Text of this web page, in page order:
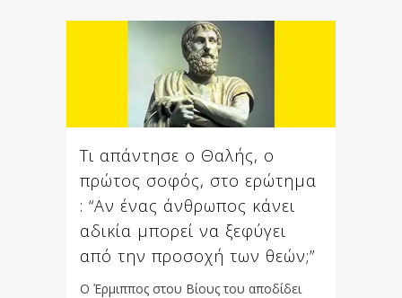
Τι απάντησε ο Θαλής, ο
πρώτος σοφός, στο ερώτημα
: “Αν ένας άνθρωπος κάνει
αδικία μπορεί να ξεφύγει
από την προσοχή των θεών;”
Ο Έρμιππος στου Βίους του αποδίδει